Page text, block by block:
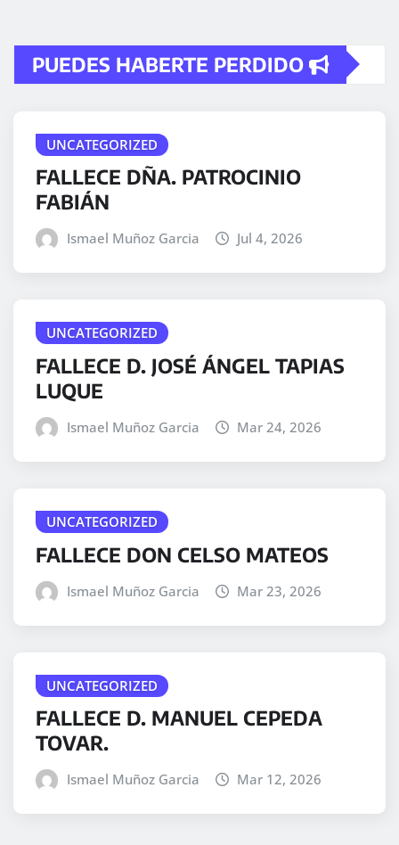
PUEDES HABERTE PERDIDO
UNCATEGORIZED
FALLECE DÑA. PATROCINIO
FABIÁN
Ismael Muñoz Garcia Jul 4, 2026
UNCATEGORIZED
FALLECE D. JOSÉ ÁNGEL TAPIAS
LUQUE
Ismael Muñoz Garcia Mar 24, 2026
UNCATEGORIZED
FALLECE DON CELSO MATEOS
Ismael Muñoz Garcia Mar 23, 2026
UNCATEGORIZED
FALLECE D. MANUEL CEPEDA
TOVAR.
Ismael Muñoz Garcia Mar 12, 2026